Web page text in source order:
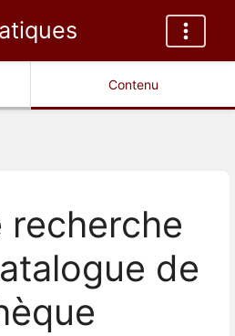
Contenu
recherche
de